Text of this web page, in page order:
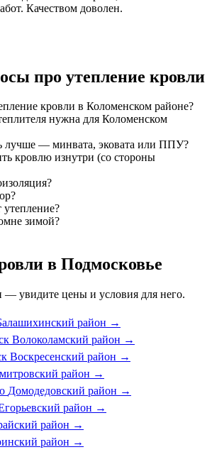
Качеством доволен.
про утепление кровли
кровли в Коломенском районе?
нужна для Коломенском
лучше — минвата, эковата или ППУ?
кровлю изнутри (со стороны
утепление?
зимой?
в Подмосковье
увидите цены и условия для него.
район →
Волоколамский район →
Воскресенский район →
район →
Домодедовский район →
район →
район →
район →